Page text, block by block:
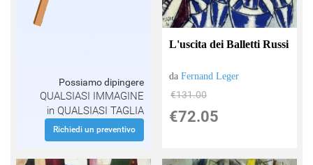
Possiamo dipingere
QUALSIASI IMMAGINE
in QUALSIASI TAGLIA
Richiedi un preventivo
L'uscita dei Balletti Russi
daFernand Leger
€131.00
€72.05